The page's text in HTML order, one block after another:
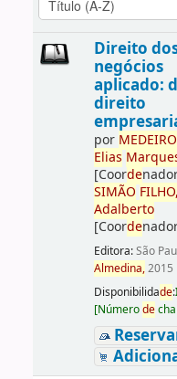
Direito
negócios
aplicado:
direito
por MEDE
Elias
[Coorde
SIMÃO FILHO,
Adalberto
[Coorde
Editora:São
Almedina,2015
Disponibilidade:
[Númerode